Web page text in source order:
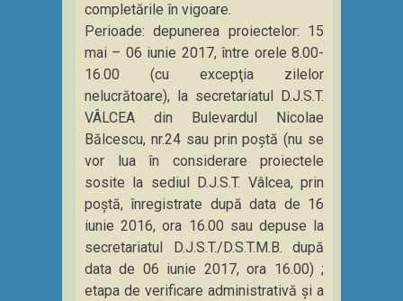
completările în vigoare.
Perioade: depunerea proiectelor: 15
mai – 06 iunie 2017, între orele 8.00-
16.00 (cu excepţia zilelor
nelucrătoare), la secretariatul D.J.S.T.
VÂLCEA din Bulevardul Nicolae
Bălcescu, nr.24 sau prin poștă (nu se
vor lua în considerare proiectele
sosite la sediul D.J.S.T. Vâlcea, prin
poștă, înregistrate după data de 16
iunie 2016, ora 16.00 sau depuse la
secretariatul D.J.S.T./D.S.T.M.B. după
data de 06 iunie 2017, ora 16.00) ;
etapa de verificare administrativă și a